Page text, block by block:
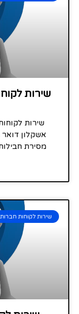
שירות
שירות
אשקלון
מסירת
שירות לקוחות חברות